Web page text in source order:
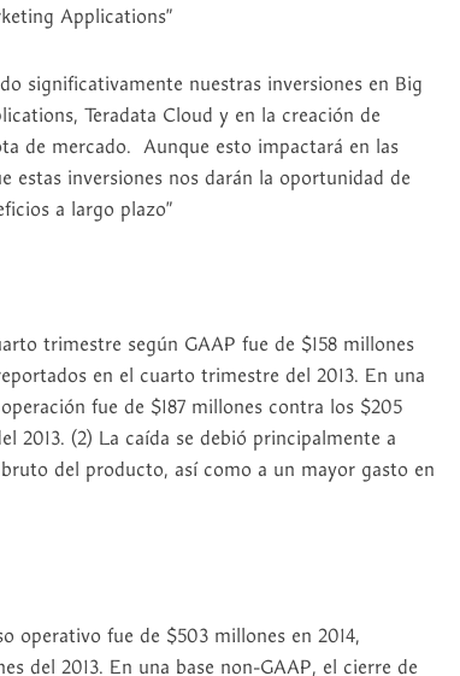
Applications”
significativamente nuestras inversiones en Big
Teradata Cloud y en la creación de
de mercado. Aunque esto impactará en las
estas inversiones nos darán la oportunidad de
a largo plazo”
trimestre según GAAP fue de $158 millones
en el cuarto trimestre del 2013. En una
fue de $187 millones contra los $205
2013. (2) La caída se debió principalmente a
del producto, así como a un mayor gasto en
operativo fue de $503 millones en 2014,
del 2013. En una base non-GAAP, el cierre de